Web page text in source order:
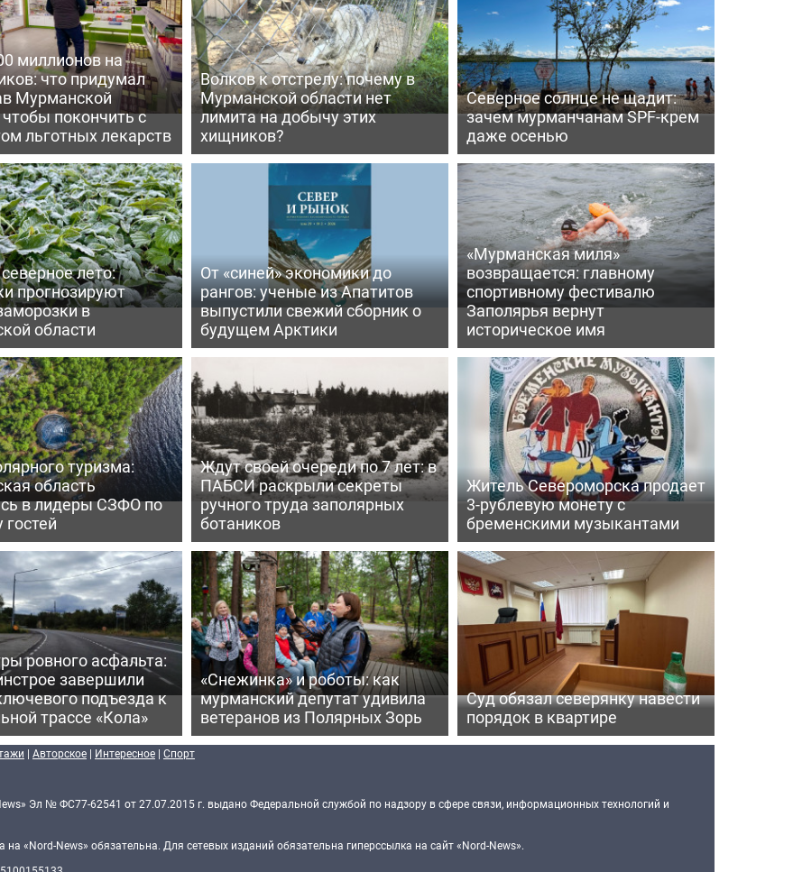
миллионов на
что придумал
Мурманской
покончить с
льготных лекарств
Волков к отстрелу: почему в
Мурманской области нет
лимита на добычу этих
хищников?
Северное солнце не щадит:
зачем мурманчанам SPF-крем
даже осенью
лето:
прогнозируют
в
области
От «синей» экономики до
рангов: ученые из Апатитов
выпустили свежий сборник о
будущем Арктики
«Мурманская миля»
возвращается: главному
спортивному фестивалю
Заполярья вернут
историческое имя
туризма:
область
в лидеры СЗФО по
гостей
Ждут своей очереди по 7 лет: в
ПАБСИ раскрыли секреты
ручного труда заполярных
ботаников
Житель Североморска продает
3-рублевую монету с
бременскими музыкантами
ровного асфальта:
завершили
подъезда к
трассе «Кола»
«Снежинка» и роботы: как
мурманский депутат удивила
ветеранов из Полярных Зорь
Суд обязал северянку навести
порядок в квартире
| Авторское | Интересное | Спорт
Эл № ФС77-62541 от 27.07.2015 г. выдано Федеральной службой по надзору в сфере связи, информационных технологий и
«Nord-News» обязательна. Для сетевых изданий обязательна гиперссылка на сайт «Nord-News».